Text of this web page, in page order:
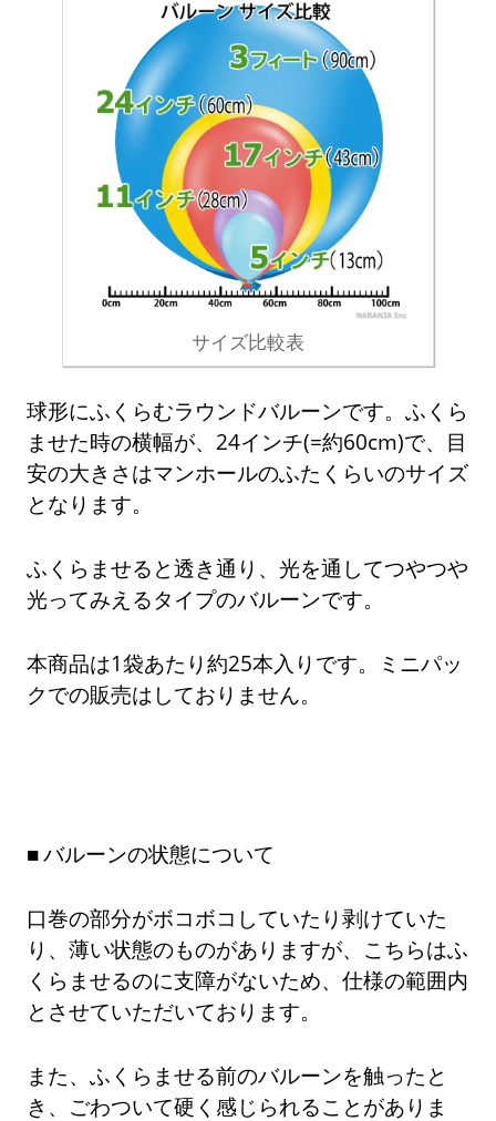
サイズ比較表
球形にふくらむラウンドバルーンです。ふくら
ませた時の横幅が、24インチ(=約60cm)で、目
安の大きさはマンホールのふたくらいのサイズ
となります。
ふくらませると透き通り、光を通してつやつや
光ってみえるタイプのバルーンです。
本商品は1袋あたり約25本入りです。ミニパッ
クでの販売はしておりません。
バルーンの状態について
口巻の部分がボコボコしていたり剥けていた
り、薄い状態のものがありますが、こちらはふ
くらませるのに支障がないため、仕様の範囲内
とさせていただいております。
また、ふくらませる前のバルーンを触ったと
き、ごわついて硬く感じられることがありま